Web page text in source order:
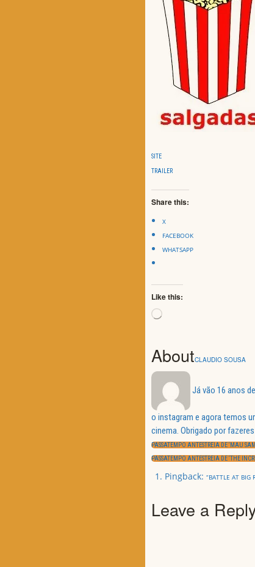
SITE
TRAILER
Share this:
X
FACEBOOK
WHATSAPP
Like this:
Loading…
AboutCLAUDIO SOUSA
Já vão 16 anos
o instagram e agora temos
cinema. Obrigado por
de
artigos
PREVIOUS
POST:
PASSATEMPO ANTESTREIA DE ‘MAU
NEXT
POST:
PASSATEMPO ANTESTREIA DE ‘THE
Pingback:“BATTLE AT BIG
Leave a